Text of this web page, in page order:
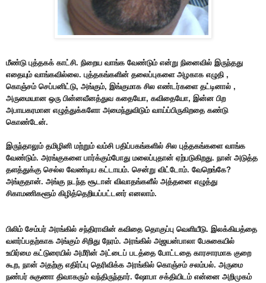
மீண்டு புத்தகக் காட்சி. நிறைய வாங்க வேண்டும் என்று நினைவில் இருந்தது
எதையும் வாங்கவில்லை. புத்தகங்களின் தலைப்புகளை அழகாக எழுதி ,
கொஞ்சம் செப்பனிட்டு, அங்கும், இங்குமாக சில எண்டர்களை தட்டினால் ,
அருமையான ஒரு பின்னவீனத்துவ கதையோ, கவிதையோ, இன்ன பிற
அபாயகரமான எழுத்துக்களோ அமைந்துவிடும் வாய்ப்பிருகிறதை கண்டு
கொண்டேன்.
இருந்தாலும் தமிழினி மற்றும் வம்சி பதிப்பகங்களில் சில புத்தகங்களை வாங்க
வேண்டும். அரங்குகளை பார்க்கும்போது மலைப்புதான் ஏற்படுகிறது. நான் அடுத்த
தளத்துக்கு செல்ல வேண்டிய கட்டாயம். சென்று விட்டோம். வேறெங்கே?
அங்குதான். அங்கு நடந்த சூடான் விவாதங்களீல் அத்தனை எழுத்து
சிகாமணிகளூம் கிழித்தெறியப்பட்டனர் எனலாம்.
பிலிம் சேம்பர் அரங்கில் சந்திராவின் கவிதை தொகுப்பு வெளியீடு. இலக்கியத்தை
வளர்ப்பதற்காக அங்கும் சிறிது நேரம். அரங்கில் அஜயன்பாலா பேசுகையில்
உயிர்மை கட்டுரையில் அமீரின் அட்டைப் படத்தை போட்டதை காரசாரமாக குறை
கூற, நான் அதற்கு எதிர்ப்பு தெரிவிக்க அரங்கில் கொஞ்சம் சலம்பல். அருமை
நண்பர் சுகுணா திவாகரும் வந்திருந்தார். ஷோபா சக்தியிடம் என்னை அறிமுகம்